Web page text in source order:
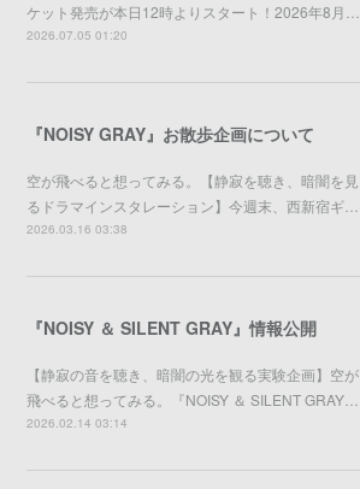
ケット発売が本日12時よりスタート！2026年8月…
2026.07.05 01:20
『NOISY GRAY』お散歩企画について
空が飛べると想ってみる。【静寂を聴き、暗闇を見
るドラマインスタレーション】今週末、西新宿ギ…
2026.03.16 03:38
『NOISY ＆ SILENT GRAY』情報公開
【静寂の音を聴き、暗闇の光を観る実験企画】空が
飛べると想ってみる。『NOISY ＆ SILENT GRAY…
2026.02.14 03:14